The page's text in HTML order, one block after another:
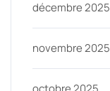
décembre 2025
novembre 2025